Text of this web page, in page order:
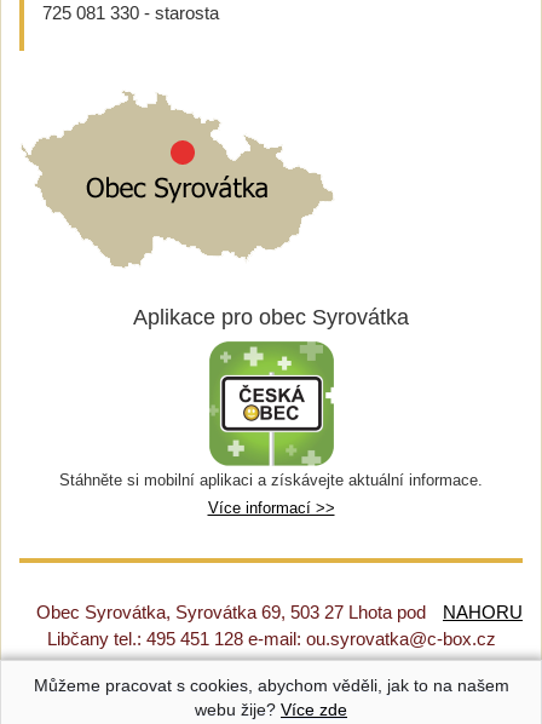
725 081 330 - starosta
Aplikace pro obec Syrovátka
Stáhněte si mobilní aplikaci a získávejte aktuální informace.
Více informací >>
NAHORU
Obec Syrovátka, Syrovátka 69, 503 27 Lhota pod
Libčany tel.: 495 451 128 e-mail: ou.syrovatka@c-box.cz
Prohlášení o přístupnosti|Původní web|Nastavení cookies
Můžeme pracovat s cookies, abychom věděli, jak to na našem
webu žije? Více zde